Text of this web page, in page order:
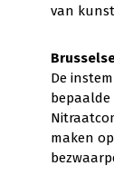
van
De
maken